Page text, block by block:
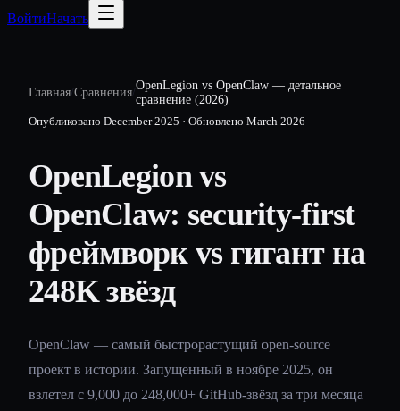
ВойтиНачать
Главная/Сравнения/
OpenLegion vs OpenClaw — детальное
сравнение (2026)
Опубликовано December 2025 · Обновлено March 2026
OpenLegion vs
OpenClaw: security-first
фреймворк vs гигант на
248K звёзд
OpenClaw — самый быстрорастущий open-source
проект в истории. Запущенный в ноябре 2025, он
взлетел с 9,000 до 248,000+ GitHub-звёзд за три месяца